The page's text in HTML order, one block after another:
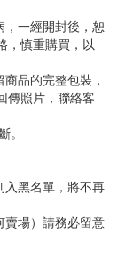
，一經開封後，恕
，慎重購買，以
品的完整包裝，
傳照片，聯絡客
。
入黑名單，將不再
賣場）請務必留意